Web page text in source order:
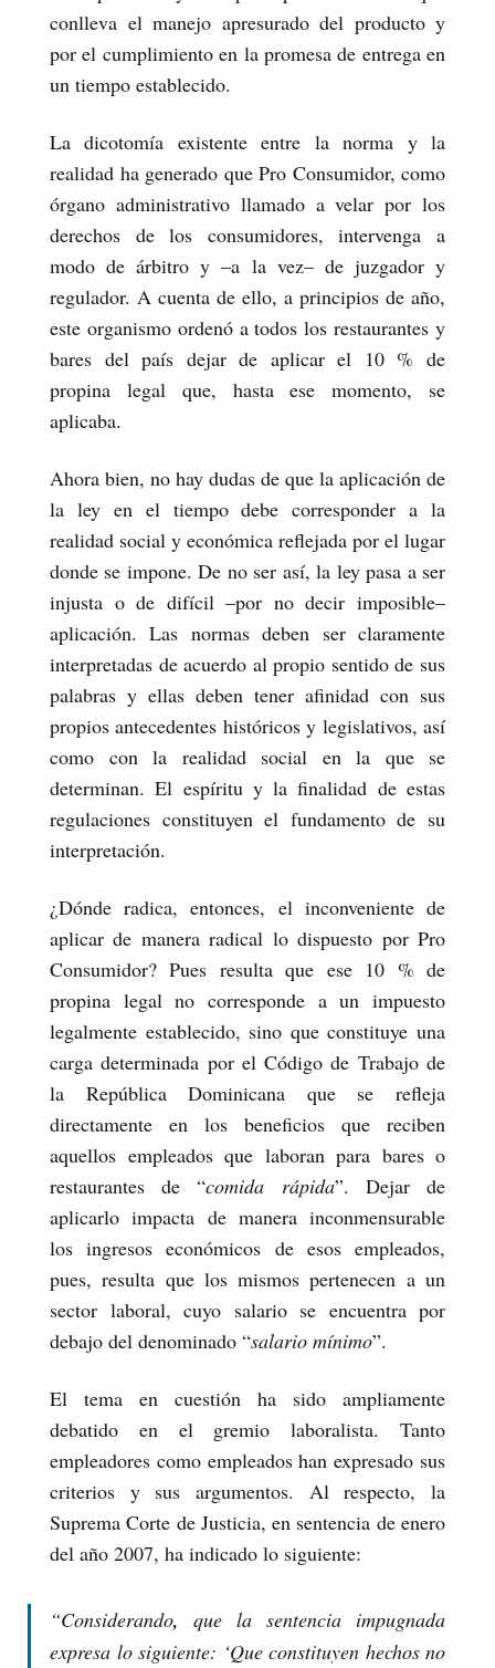
conlleva el manejo apresurado del producto y
por el cumplimiento en la promesa de entrega en
un tiempo establecido.
La dicotomía existente entre la norma y la
realidad ha generado que Pro Consumidor, como
órgano administrativo llamado a velar por los
derechos de los consumidores, intervenga a
modo de árbitro y –a la vez– de juzgador y
regulador. A cuenta de ello, a principios de año,
este organismo ordenó a todos los restaurantes y
bares del país dejar de aplicar el 10 % de
propina legal que, hasta ese momento, se
aplicaba.
Ahora bien, no hay dudas de que la aplicación de
la ley en el tiempo debe corresponder a la
realidad social y económica reflejada por el lugar
donde se impone. De no ser así, la ley pasa a ser
injusta o de difícil –por no decir imposible–
aplicación. Las normas deben ser claramente
interpretadas de acuerdo al propio sentido de sus
palabras y ellas deben tener afinidad con sus
propios antecedentes históricos y legislativos, así
como con la realidad social en la que se
determinan. El espíritu y la finalidad de estas
regulaciones constituyen el fundamento de su
interpretación.
¿Dónde radica, entonces, el inconveniente de
aplicar de manera radical lo dispuesto por Pro
Consumidor? Pues resulta que ese 10 % de
propina legal no corresponde a un impuesto
legalmente establecido, sino que constituye una
carga determinada por el Código de Trabajo de
la República Dominicana que se refleja
directamente en los beneficios que reciben
aquellos empleados que laboran para bares o
restaurantes de “comida rápida”. Dejar de
aplicarlo impacta de manera inconmensurable
los ingresos económicos de esos empleados,
pues, resulta que los mismos pertenecen a un
sector laboral, cuyo salario se encuentra por
debajo del denominado “salario mínimo”.
El tema en cuestión ha sido ampliamente
debatido en el gremio laboralista. Tanto
empleadores como empleados han expresado sus
criterios y sus argumentos. Al respecto, la
Suprema Corte de Justicia, en sentencia de enero
del año 2007, ha indicado lo siguiente:
“Considerando, que la sentencia impugnada
expresa lo siguiente: ‘Que constituyen hechos no